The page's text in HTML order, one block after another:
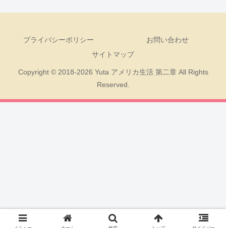
プライバシーポリシー
お問い合わせ
サイトマップ
Copyright © 2018-2026 Yuta アメリカ生活 第二章 All Rights
Reserved.